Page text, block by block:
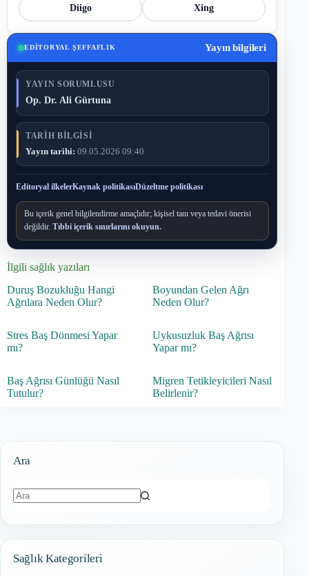
Diigo Xing
EDITORYAL ŞEFFAFLIK Yayın bilgileri
YAYIN SORUMLUSU
Op. Dr. Ali Gürtuna
TARIH BILGISI
Yayın tarihi: 09.05.2026 09:40
Editoryal ilkelerKaynak politikasıDüzeltme politikası
Bu içerik genel bilgilendirme amaçlıdır; kişisel tanı veya tedavi önerisi
değildir. Tıbbi içerik sınırlarını okuyun.
İlgili sağlık yazıları
Duruş Bozukluğu Hangi
Ağrılara Neden Olur?
Boyundan Gelen Ağrı
Neden Olur?
Stres Baş Dönmesi Yapar
mı?
Uykusuzluk Baş Ağrısı
Yapar mı?
Baş Ağrısı Günlüğü Nasıl
Tutulur?
Migren Tetikleyicileri Nasıl
Belirlenir?
Ara
Sağlık Kategorileri